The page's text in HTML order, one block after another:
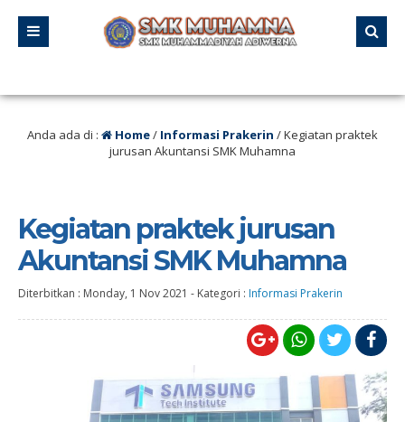
Anda ada di : Home/ Informasi Prakerin /Kegiatan praktek
jurusan Akuntansi SMK Muhamna
Kegiatan praktek jurusan
Akuntansi SMK Muhamna
Diterbitkan : Monday, 1 Nov 2021 - Kategori : Informasi Prakerin